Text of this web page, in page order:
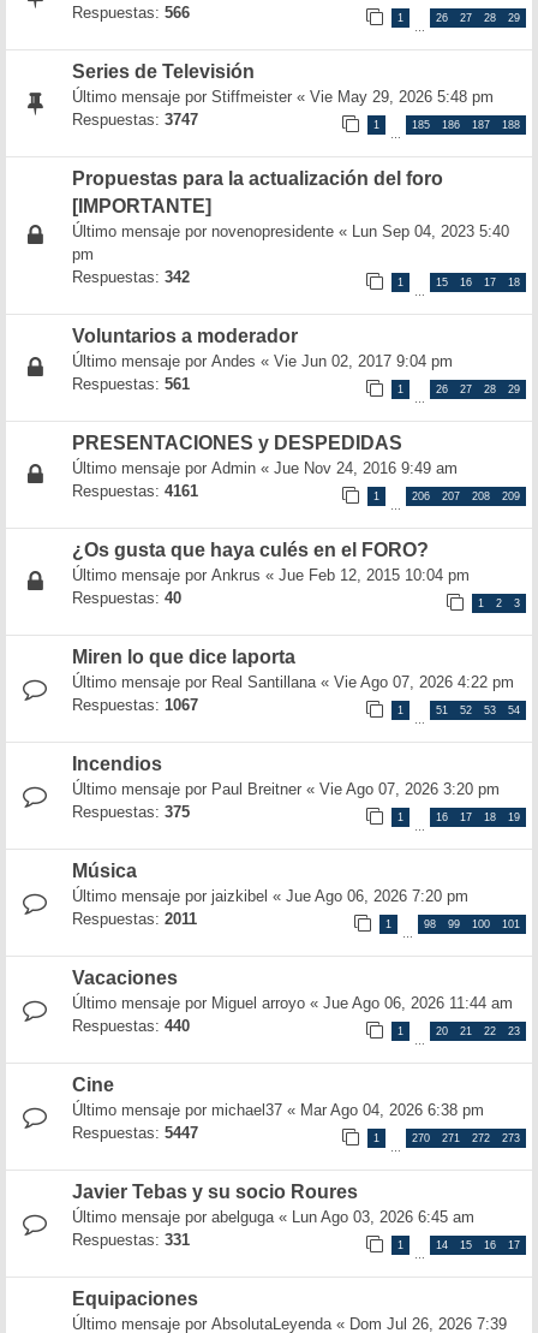
Respuestas: 566 1
…
26 27 28 29
Series de Televisión
Último mensaje por Stiffmeister « Vie May 29, 2026 5:48 pm
Respuestas: 3747 1
…
185 186 187 188
Propuestas para la actualización del foro
[IMPORTANTE]
Último mensaje por novenopresidente « Lun Sep 04, 2023 5:40
pm
Respuestas: 342 1
…
15 16 17 18
Voluntarios a moderador
Último mensaje por Andes « Vie Jun 02, 2017 9:04 pm
Respuestas: 561 1
…
26 27 28 29
PRESENTACIONES y DESPEDIDAS
Último mensaje por Admin « Jue Nov 24, 2016 9:49 am
Respuestas: 4161 1
…
206 207 208 209
¿Os gusta que haya culés en el FORO?
Último mensaje por Ankrus « Jue Feb 12, 2015 10:04 pm
Respuestas: 40 1 2 3
Miren lo que dice laporta
Último mensaje por Real Santillana« Vie Ago 07, 2026 4:22 pm
Respuestas: 1067 1
…
51 52 53 54
Incendios
Último mensaje por Paul Breitner « Vie Ago 07, 2026 3:20 pm
Respuestas: 375 1
…
16 17 18 19
Música
Último mensaje por jaizkibel « Jue Ago 06, 2026 7:20 pm
Respuestas: 2011 1
…
98 99 100 101
Vacaciones
Último mensaje por Miguel arroyo « Jue Ago 06, 2026 11:44 am
Respuestas: 440 1
…
20 21 22 23
Cine
Último mensaje por michael37 « Mar Ago 04, 2026 6:38 pm
Respuestas: 5447 1
…
270 271 272 273
Javier Tebas y su socio Roures
Último mensaje por abelguga« Lun Ago 03, 2026 6:45 am
Respuestas: 331 1
…
14 15 16 17
Equipaciones
Último mensaje por AbsolutaLeyenda« Dom Jul 26, 2026 7:39